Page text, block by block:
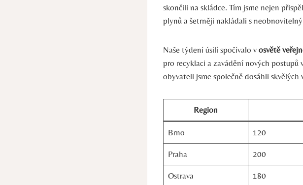
skončili na skládce. Tím jsme nejen
plynů a šetrněji nakládali s
Naše týdení úsilí spočívalo v osvětě
pro recyklaci a zavádění nových
obyvateli jsme společně dosáhli
Region
Brno 120
Praha 200
Ostrava 180